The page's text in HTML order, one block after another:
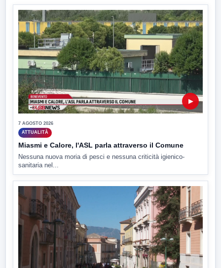
▶
7 AGOSTO 2026
ATTUALITÀ
Miasmi e Calore, l'ASL parla attraverso il Comune
Nessuna nuova moria di pesci e nessuna criticità igienico-
sanitaria nel...